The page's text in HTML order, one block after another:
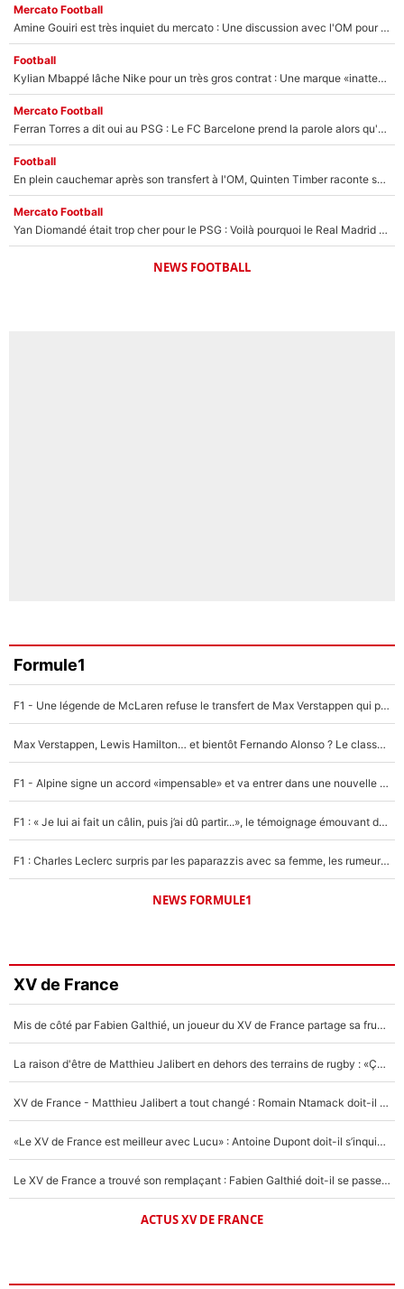
Mercato Football
Amine Gouiri est très inquiet du mercato : Une discussion avec l'OM pour acter son transfert !
Football
Kylian Mbappé lâche Nike pour un très gros contrat : Une marque «inattendue» va frapper très fort
Mercato Football
Ferran Torres a dit oui au PSG : Le FC Barcelone prend la parole alors qu'un transfert de l'attaquant espagnol prend forme
Football
En plein cauchemar après son transfert à l'OM, Quinten Timber raconte ses doutes après sa signature à Marseille
Mercato Football
Yan Diomandé était trop cher pour le PSG : Voilà pourquoi le Real Madrid a accepté de payer la somme record de 140M€ pour boucler son transfert !
NEWS FOOTBALL
Formule1
F1 - Une légende de McLaren refuse le transfert de Max Verstappen qui pourrait «faire des vagues» et plomber l'ambiance dans l'équipe
Max Verstappen, Lewis Hamilton… et bientôt Fernando Alonso ? Le classement des pilotes les mieux payés en Formule 1 risque de changer !
F1 - Alpine signe un accord «impensable» et va entrer dans une nouvelle dimension : Grande nouvelle pour Pierre Gasly !
F1 : « Je lui ai fait un câlin, puis j’ai dû partir...», le témoignage émouvant de Max Verstappen sur sa fille
F1 : Charles Leclerc surpris par les paparazzis avec sa femme, les rumeurs étaient vraies !
NEWS FORMULE1
XV de France
Mis de côté par Fabien Galthié, un joueur du XV de France partage sa frustration : «ils ne me l’ont pas dit tout de suite»
La raison d'être de Matthieu Jalibert en dehors des terrains de rugby : «Ça m'atteint autant que si tu touches à un membre de ma famille»
XV de France - Matthieu Jalibert a tout changé : Romain Ntamack doit-il s’inquiéter pour sa place à un an de la Coupe du monde ?
«Le XV de France est meilleur avec Lucu» : Antoine Dupont doit-il s’inquiéter pour sa place ?
Le XV de France a trouvé son remplaçant : Fabien Galthié doit-il se passer d'Antoine Dupont ?
ACTUS XV DE FRANCE